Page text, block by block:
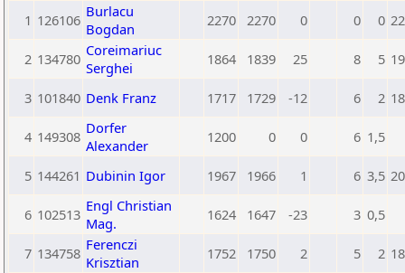
1 126106 Burlacu
Bogdan
2270 2270 0 0 0
2 134780 Coreimariuc
Serghei
1864 1839 25 8 5
3 101840 Denk Franz 1717 1729 -12 6 2
4 149308 Dorfer
Alexander
1200 0 0 6 1,5
5 144261 Dubinin Igor 1967 1966 1 6 3,5
6 102513 Engl Christian
Mag.
1624 1647 -23 3 0,5
7 134758 Ferenczi
Krisztian
1752 1750 2 5 2